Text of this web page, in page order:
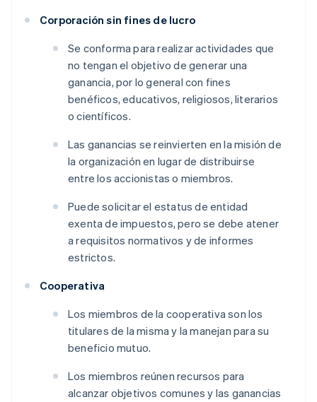
Corporación sin fines de lucro
Se conforma para realizar actividades que
no tengan el objetivo de generar una
ganancia, por lo general con fines
benéficos, educativos, religiosos, literarios
o científicos.
Las ganancias se reinvierten en la misión de
la organización en lugar de distribuirse
entre los accionistas o miembros.
Puede solicitar el estatus de entidad
exenta de impuestos, pero se debe atener
a requisitos normativos y de informes
estrictos.
Cooperativa
Los miembros de la cooperativa son los
titulares de la misma y la manejan para su
beneficio mutuo.
Los miembros reúnen recursos para
alcanzar objetivos comunes y las ganancias